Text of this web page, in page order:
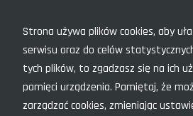
Strona używa plików cookies, aby
serwisu oraz do celów
tych plików, to zgadzasz się na ich
pamięci urządzenia. Pamiętaj, że
zarządzać cookies, zmieniając